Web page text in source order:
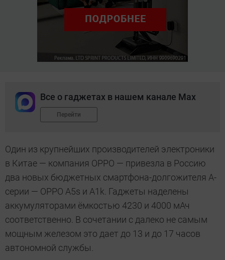
Все о гаджетах в нашем канале Max
Перейти
Один из крупнейших производителей электроники
в Китае — компания OPPO — привезла в Россию
два новых бюджетных смартфона-долгожителя А-
серии — OPPO A5s и A1k. Гаджеты наделены
аккумуляторами ёмкостью 4230 и 4000 мАч
соответственно. В сочетании с далеко не самым
мощным железом это дает до 13 и до 17 часов
автономной службы.